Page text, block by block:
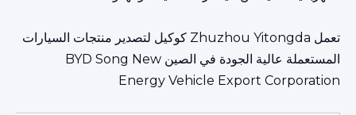
تعمل Zhuzhou Yitongda كوكيل لتصدير منتجات السيارات
المستعملة عالية الجودة في الصين BYD Song New
Energy Vehicle Export Corporation